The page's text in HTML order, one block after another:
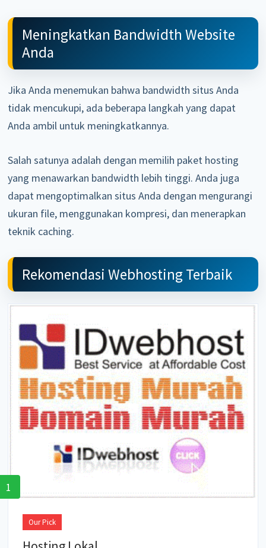
Meningkatkan Bandwidth Website
Anda
Jika Anda menemukan bahwa bandwidth situs Anda
tidak mencukupi, ada beberapa langkah yang dapat
Anda ambil untuk meningkatkannya.
Salah satunya adalah dengan memilih paket hosting
yang menawarkan bandwidth lebih tinggi. Anda juga
dapat mengoptimalkan situs Anda dengan mengurangi
ukuran file, menggunakan kompresi, dan menerapkan
teknik caching.
Rekomendasi Webhosting Terbaik
1
Our Pick